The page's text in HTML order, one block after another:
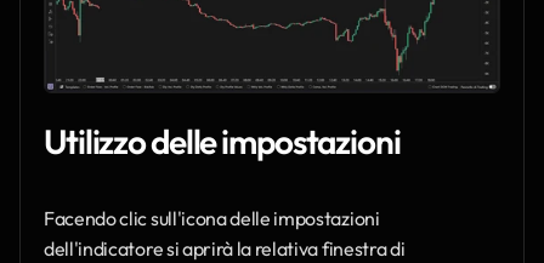
Utilizzo delle impostazioni
Facendo clic sull'icona delle impostazioni
dell'indicatore si aprirà la relativa finestra di